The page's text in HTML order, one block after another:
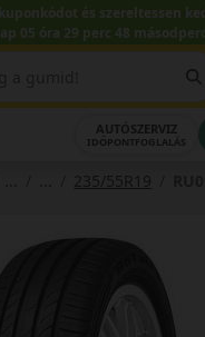
és szereltessen
05 óra 29 perc 47
AUTÓSZERVIZ
IDŐPONTFOGLALÁS
235/55R19